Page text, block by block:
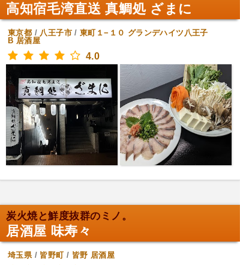
高知宿毛湾直送 真鯛処 ざまに
東京都 / 八王子市/東町１−１０ グランデハイツ八王子
B 居酒屋
4.0
炭火焼と鮮度抜群のミノ。
居酒屋 味寿々
埼玉県/ 皆野町/ 皆野 居酒屋